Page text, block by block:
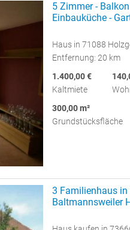
5 Zimmer -
Einbauküche -
Haus in 71088
Entfernung: 20 km
1.400,00 €
Kaltmiete
300,00 m²
Grundstücksfläche
3 Familienhaus
Baltmannsweiler